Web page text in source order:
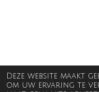
Deze website maakt
om uw ervaring te